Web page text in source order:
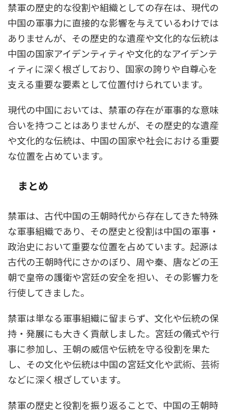
禁軍の歴史的な役割や組織としての存在は、現代の
中国の軍事力に直接的な影響を与えているわけでは
ありませんが、その歴史的な遺産や文化的な伝統は
中国の国家アイデンティティや文化的なアイデンテ
ィティに深く根ざしており、国家の誇りや自尊心を
支える重要な要素として位置付けられています。
現代の中国においては、禁軍の存在が軍事的な意味
合いを持つことはありませんが、その歴史的な遺産
や文化的な伝統は、中国の国家や社会における重要
な位置を占めています。
まとめ
禁軍は、古代中国の王朝時代から存在してきた特殊
な軍事組織であり、その歴史と役割は中国の軍事・
政治史において重要な位置を占めています。起源は
古代の王朝時代にさかのぼり、周や秦、唐などの王
朝で皇帝の護衛や宮廷の安全を担い、その影響力を
行使してきました。
禁軍は単なる軍事組織に留まらず、文化や伝統の保
持・発展にも大きく貢献しました。宮廷の儀式や行
事に参加し、王朝の威信や伝統を守る役割を果た
し、その文化や伝統は中国の宮廷文化や武術、芸術
などに深く根ざしています。
禁軍の歴史と役割を振り返ることで、中国の王朝時